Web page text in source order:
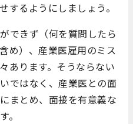
するようにしましょう。
できず（何を質問したら
め）、産業医雇用のミス
あります。そうならない
ではなく、産業医との面
まとめ、面接を有意義な
。